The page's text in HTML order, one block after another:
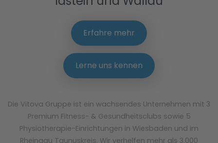
Erfahre mehr
Lerne uns kennen
Die Vitova Gruppe ist ein wachsendes Unternehmen mit 3
Premium Fitness- & Gesundheitsclubs sowie 5
Physiotherapie-Einrichtungen in Wiesbaden und im
Rheingau Taunuskreis. Wir verhelfen mehr als 3.000